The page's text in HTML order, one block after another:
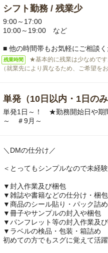
シフト勤務 / 残業少
9:00～17:00
10:00～19:00 など
■ 他の時間帯もお気軽にご相談く
残業時間
★基本的に残業は少なめです
（就業先により異なるため、ご希望を
単発（10日以内・1日のみ
単発1日～！ ★勤務開始日や期
～ ＃9月～
＼DMの仕分け／
＜とってもシンプルなので未経
▼封入作業及び梱包
▼雑誌や書籍などの仕分け・梱包
▼商品のシール貼り・パック詰め
▼冊子やサンプルの封入や梱包
▼パンフレット等の封入作業及
▼ラベルの検品・包装・箱詰め
初めての方でもスグに覚えて活躍